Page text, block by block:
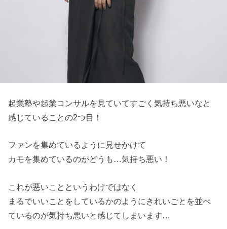
起業塾や起業コンサルを見ていてすごく気持ち悪いなと
感じていることの2つ目！
ファンを集めているように見せかけて
カモを集めているのがどうも…気持ち悪い！
これが悪いことというわけではなく
まるでいいことをしているかのようにきれいごとを並べ
ているのが気持ち悪いと感じてしまいます…